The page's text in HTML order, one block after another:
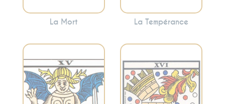
La Mort La Tempérance
Symbolise les
désirs, les
Représente la
destruction des
anciennes